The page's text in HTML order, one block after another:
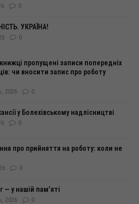
0
УКРАЇНА!
0
пропущені записи попередніх
чи вносити запис про роботу
2026 0
у Болехівському надлісництві
0
про прийняття на роботу: коли не
0
— у нашій пам’яті
2026 0